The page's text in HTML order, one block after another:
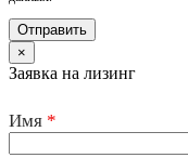
×
Заявка на лизинг
Имя *